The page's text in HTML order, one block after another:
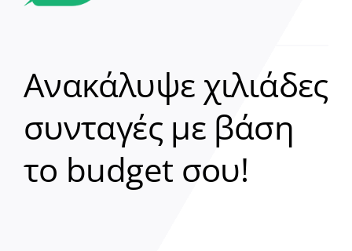
Ανακάλυψε χιλιάδες
συνταγές με βάση
το budget σου!